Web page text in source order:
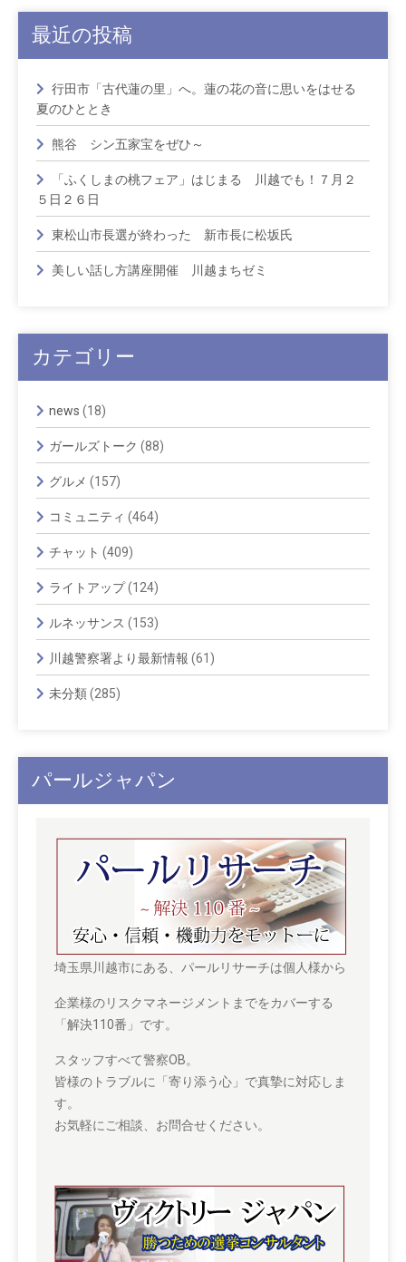
最近の投稿
行田市「古代蓮の里」へ。蓮の花の音に思いをはせる
夏のひととき
熊谷 シン五家宝をぜひ～
「ふくしまの桃フェア」はじまる 川越でも！７月２
５日２６日
東松山市長選が終わった 新市長に松坂氏
美しい話し方講座開催 川越まちゼミ
カテゴリー
news (18)
ガールズトーク (88)
グルメ (157)
コミュニティ (464)
チャット (409)
ライトアップ(124)
ルネッサンス (153)
川越警察署より最新情報 (61)
未分類(285)
パールジャパン
埼玉県川越市にある、パールリサーチは個人様から
企業様のリスクマネージメントまでをカバーする
「解決110番」です。
スタッフすべて警察OB。
皆様のトラブルに「寄り添う心」で真摯に対応しま
す。
お気軽にご相談、お問合せください。